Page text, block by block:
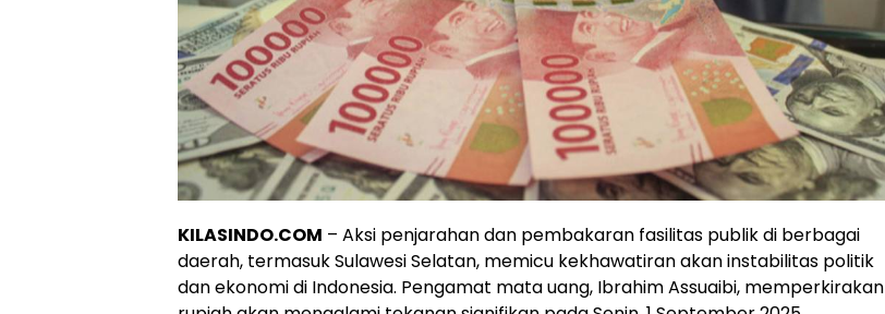
KILASINDO.COM – Aksi penjarahan dan pembakaran fasilitas publik di berbagai
daerah, termasuk Sulawesi Selatan, memicu kekhawatiran akan instabilitas politik
dan ekonomi di Indonesia. Pengamat mata uang, Ibrahim Assuaibi, memperkirakan